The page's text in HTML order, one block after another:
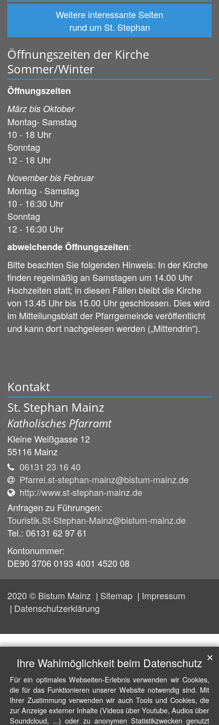
Weitere interessante Seiten
rund um St. Stephan
Öffnungszeiten der Kirche
Sommer/Winter
Öffnungszeiten
März bis Oktober
Montag- Samstag
10 - 18 Uhr
Sonntag
12 - 18 Uhr
November bis Februar
Montag - Samstag
10 - 16:30 Uhr
Sonntag
12 - 16:30 Uhr
abweichende Öffnungszeiten:
Bitte beachten Sie folgenden Hinweis: In der Kirche
finden regelmäßig an Samstagen um 14.00 Uhr
Hochzeiten statt; in diesen Fällen bleibt die Kirche
von 13.45 Uhr bis 15.00 Uhr geschlossen. Dies wird
im Mitteilungsblatt der Pfarrgemeinde veröffentlicht
und kann dort nachgelesen werden („Mittendrin“).
Kontakt
St. Stephan Mainz
Katholisches Pfarramt
Kleine Weißgasse 12
55116 Mainz
06131 23 16 40
Pfarrei.st-stephan-mainz@bistum-mainz.de
http://www.st-stephan-mainz.de
Anfragen zu Führungen:
Touristik.St-Stephan-Mainz@bistum-mainz.de
Tel.: 06131 62 97 61
Kontonummer:
DE90 3706 0193 4001 4520 08
2020 © Bistum Mainz Sitemap
Impressum
Datenschutzerklärung
Ihre Wahlmöglichkeit beim Datenschutz
Für ein optimales Webseiten-Erlebnis verwenden wir Cookies,
die für das Funktionieren unserer Website notwendig sind. Mit
Ihrer Zustimmung verwenden wir auch Tools und Cookies, die
zur Anzeige externer Inhalte (Videos über Youtube, Audios über
Soundcloud, ...) oder zu anonymen Statistikzwecken genutzt
✕